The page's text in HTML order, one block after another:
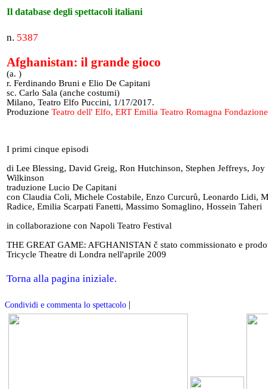
Il database degli spettacoli italiani
n. 5387
Afghanistan: il grande gioco
(a. )
r. Ferdinando Bruni e Elio De Capitani
sc. Carlo Sala (anche costumi)
Milano, Teatro Elfo Puccini, 1/17/2017.
Produzione Teatro dell' Elfo, ERT Emilia Teatro Romagna Fondazione
I primi cinque episodi
di Lee Blessing, David Greig, Ron Hutchinson, Stephen Jeffreys, Joy
Wilkinson
traduzione Lucio De Capitani
con Claudia Coli, Michele Costabile, Enzo Curcurů, Leonardo Lidi,
Radice, Emilia Scarpati Fanetti, Massimo Somaglino, Hossein Taheri
in collaborazione con Napoli Teatro Festival
THE GREAT GAME: AFGHANISTAN č stato commissionato e
Tricycle Theatre di Londra nell'aprile 2009
Torna alla pagina iniziale.
Condividi e commenta lo spettacolo |